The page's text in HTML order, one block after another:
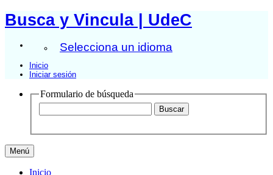
Busca y Vincula | UdeC
Selecciona un idioma
Inicio
Iniciar sesión
Formulario de búsqueda
Menú
Inicio